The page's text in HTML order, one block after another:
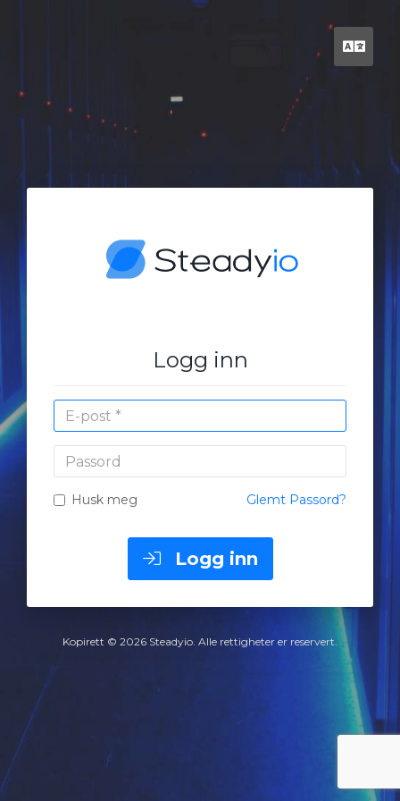
Logg inn
E-
post
*Passord
Husk meg Glemt Passord?
Logg inn
Kopirett © 2026 Steadyio. Alle rettigheter er reservert.